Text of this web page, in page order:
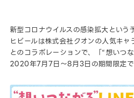
新型コロナウイルスの感染拡大という
ヒビールは株式会社クオンの人気キャ
とのコラボレーションで、「“想いつ
2020年7月7日〜8月3日の期間限定で